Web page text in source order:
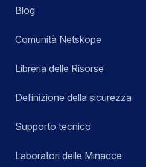
Blog
Comunità Netskope
Libreria delle Risorse
Definizione della sicurezza
Supporto tecnico
Laboratori delle Minacce